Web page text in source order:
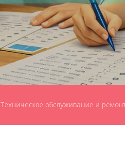
Техническое обслуживание и